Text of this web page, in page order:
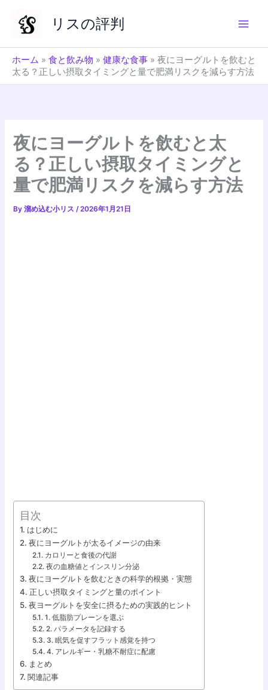
ス
リスの評判
ホーム » 食と飲み物 » 健康な食事 » 夜にヨーグルトを飲むと
太る？正しい摂取タイミングと量で肥満リスクを減らす方法
夜にヨーグルトを飲むと太
る？正しい摂取タイミングと
量で肥満リスクを減らす方法
By溜め込む小リス/2026年1月21日
目次
はじめに
夜にヨーグルトが太るイメージの由来
カロリーと食後の代謝
夜の血糖値とインスリン分泌
夜にヨーグルトを飲むときの科学的根拠・実態
正しい摂取タイミングと量のポイント
夜ヨーグルトを安全に摂るための実践的ヒント
1. 低脂肪プレーンを選ぶ
2. パラメータを記録する
3. 眠気を促すフラット感覚を持つ
4. アレルギー・乳糖不耐症に配慮
まとめ
関連記事